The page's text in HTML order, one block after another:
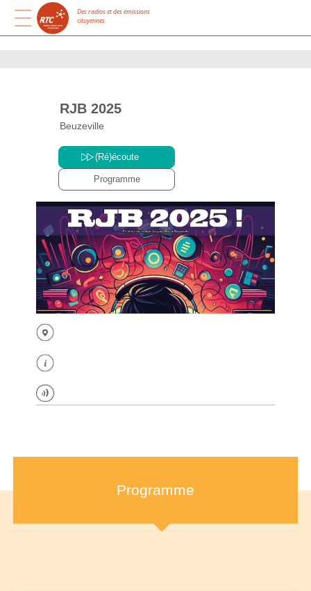
Des radios et des émissions
citoyennes
RJB 2025
Beuzeville
(Ré)écoute
Programme
Programme